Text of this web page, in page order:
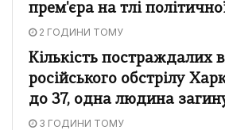
прем'єра на тлі
2 ГОДИНИ ТОМУ
Кількість постраждалих
російського обстрілу
до 37, одна людина
3 ГОДИНИ ТОМУ